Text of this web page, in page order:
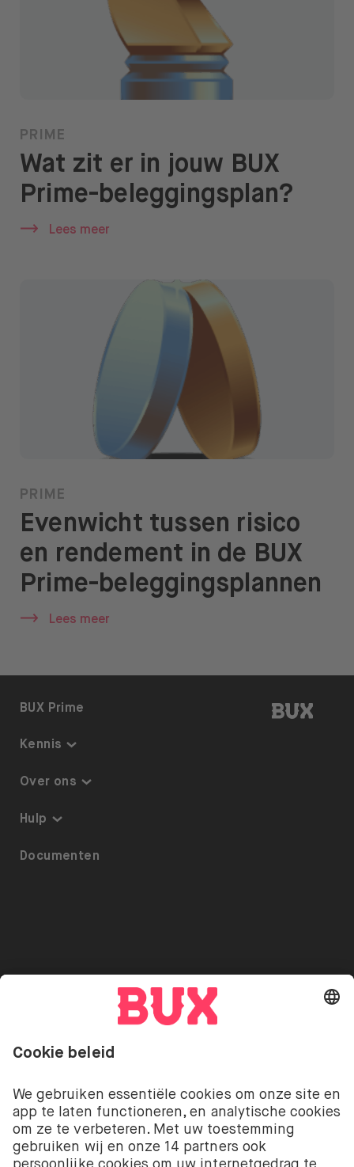
PRIME
Wat zit er in jouw BUX
Prime-beleggingsplan?
Lees meer
PRIME
Evenwicht tussen risico
en rendement in de BUX
Prime-beleggingsplannen
Lees meer
BUX |
BUX Prime
Kennis
Kennis
ETF’s op BUX
Over ons
Over BUX
Hulp
Toegankelijkheid
Documenten
Open taal menu
Go to "Instagram"
Go to "Facebook"
Go to "Twitter"Go to "Youtube"
Cookie Settings
De beleggingsdiensten van BUX met betrekking tot
aandelen en ETF’s worden aangeboden door BUX B.V.
BUX B.V. is geregistreerd bij de Kamer van
Koophandel onder nummer 58403949. BUX B.V. staat